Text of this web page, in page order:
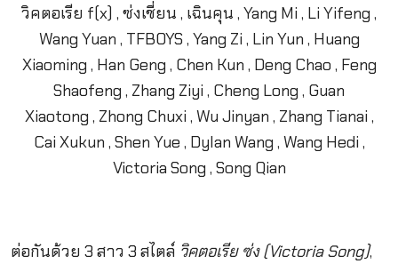
ต่อกันด้วย 3 สาว 3 สไตล์ วิคตอเรีย ซ่ง (Victoria Song),